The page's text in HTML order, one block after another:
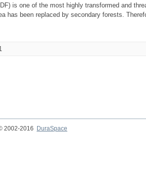
is one of the most highly transformed and
has been replaced by secondary forests.
2002-2016
DuraSpace